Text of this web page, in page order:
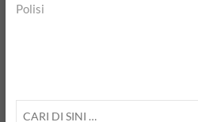
Polisi